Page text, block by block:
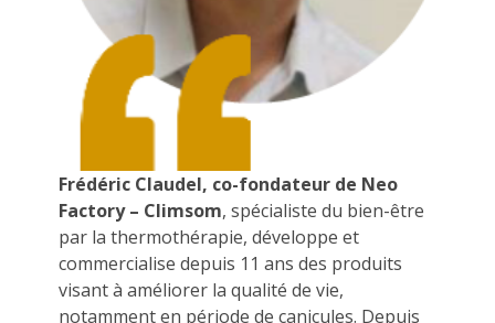
Frédéric Claudel, co-fondateur de Neo
Factory – Climsom, spécialiste du bien-être
par la thermothérapie, développe et
commercialise depuis 11 ans des produits
visant à améliorer la qualité de vie,
notamment en période de canicules. Depuis